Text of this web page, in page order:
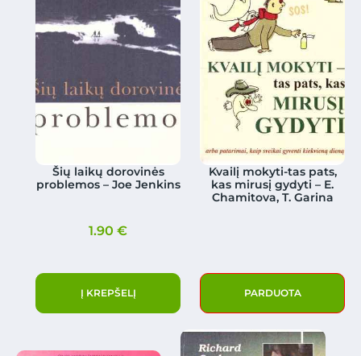
Šių laikų dorovinės
problemos – Joe Jenkins
1.90€
Į KREPŠELĮ
Kvailį mokyti-tas pats,
kas mirusį gydyti – E.
Chamitova, T. Garina
PARDUOTA